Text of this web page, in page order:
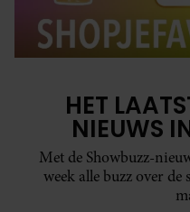
HET
NIEUWS
Met de Showbuzz-
week alle buzz over